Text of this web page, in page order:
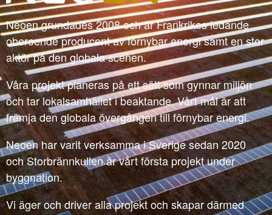
Neoen grundades 2008 och är Frankrikes ledande
oberoende producent av förnybar energi samt en stor
aktör på den globala scenen.
Våra projekt planeras på ett sätt som gynnar miljön
och tar lokalsamhället i beaktande. Vårt mål är att
främja den globala övergången till förnybar energi.
Neoen har varit verksamma i Sverige sedan 2020
och Storbrännkullen är vårt första projekt under
byggnation.
Vi äger och driver alla projekt och skapar därmed